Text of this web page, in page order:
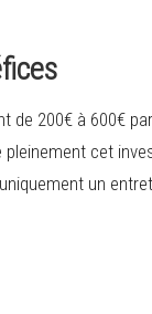
de 200€ à 600€
cet
un